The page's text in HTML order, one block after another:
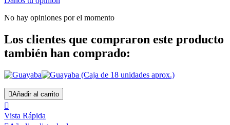
No hay opiniones por el momento
Los clientes que compraron este producto
también han comprado:
Añadir al carrito

Vista Rápida